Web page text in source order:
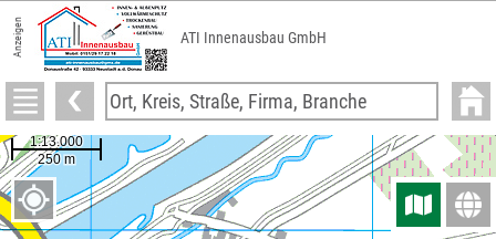
Anzeigen ATI Innenausbau GmbH